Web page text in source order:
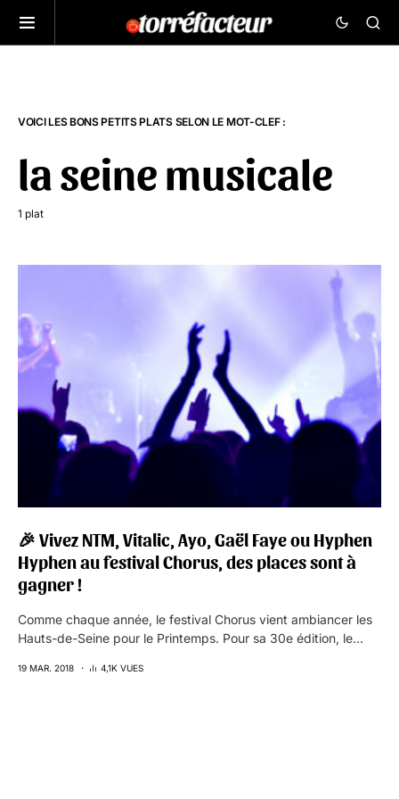
VOICI LES BONS PETITS PLATS SELON LE MOT-CLEF :
la seine musicale
1 plat
🎉 Vivez NTM, Vitalic, Ayo, Gaël Faye ou Hyphen
Hyphen au festival Chorus, des places sont à
gagner !
Comme chaque année, le festival Chorus vient ambiancer les
Hauts-de-Seine pour le Printemps. Pour sa 30e édition, le…
19 MAR. 2018 4,1K VUES